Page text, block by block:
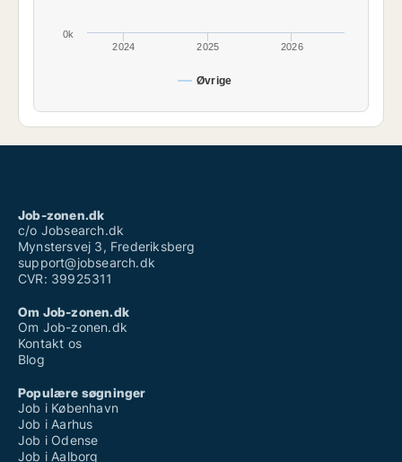
Øvrige
2024 2025 2026
0k
Job-zonen.dk
c/o Jobsearch.dk
Mynstersvej 3, Frederiksberg
support@jobsearch.dk
CVR: 39925311
Om Job-zonen.dk
Om Job-zonen.dk
Kontakt os
Blog
Populære søgninger
Job i København
Job i Aarhus
Job i Odense
Job i Aalborg